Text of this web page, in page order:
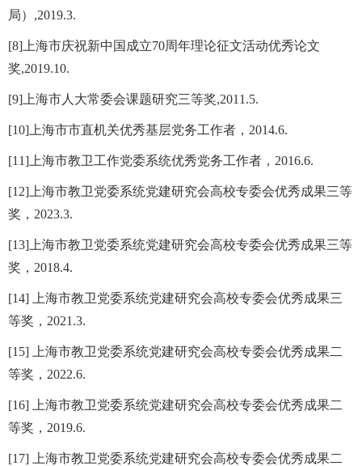
局）,2019.3.
[8]上海市庆祝新中国成立70周年理论征文活动优秀论文
奖,2019.10.
[9]上海市人大常委会课题研究三等奖,2011.5.
[10]上海市市直机关优秀基层党务工作者，2014.6.
[11]上海市教卫工作党委系统优秀党务工作者，2016.6.
[12]上海市教卫党委系统党建研究会高校专委会优秀成果三等
奖，2023.3.
[13]上海市教卫党委系统党建研究会高校专委会优秀成果三等
奖，2018.4.
[14] 上海市教卫党委系统党建研究会高校专委会优秀成果三
等奖，2021.3.
[15] 上海市教卫党委系统党建研究会高校专委会优秀成果二
等奖，2022.6.
[16] 上海市教卫党委系统党建研究会高校专委会优秀成果二
等奖，2019.6.
[17] 上海市教卫党委系统党建研究会高校专委会优秀成果二